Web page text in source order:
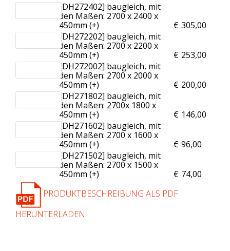
[DH272402] baugleich, mit
den Maßen: 2700 x 2400 x
450mm (+
€ 305,00
)
[DH272202] baugleich, mit
den Maßen: 2700 x 2200 x
450mm (+
€ 253,00
)
[DH272002] baugleich, mit
den Maßen: 2700 x 2000 x
450mm (+
€ 200,00
)
[DH271802] baugleich, mit
den Maßen: 2700x 1800 x
450mm (+
€ 146,00
)
[DH271602] baugleich, mit
den Maßen: 2700 x 1600 x
450mm (+
€ 96,00
)
[DH271502] baugleich, mit
den Maßen: 2700 x 1500 x
450mm (+
€ 74,00
)
PRODUKTBESCHREIBUNG ALS PDF
HERUNTERLADEN